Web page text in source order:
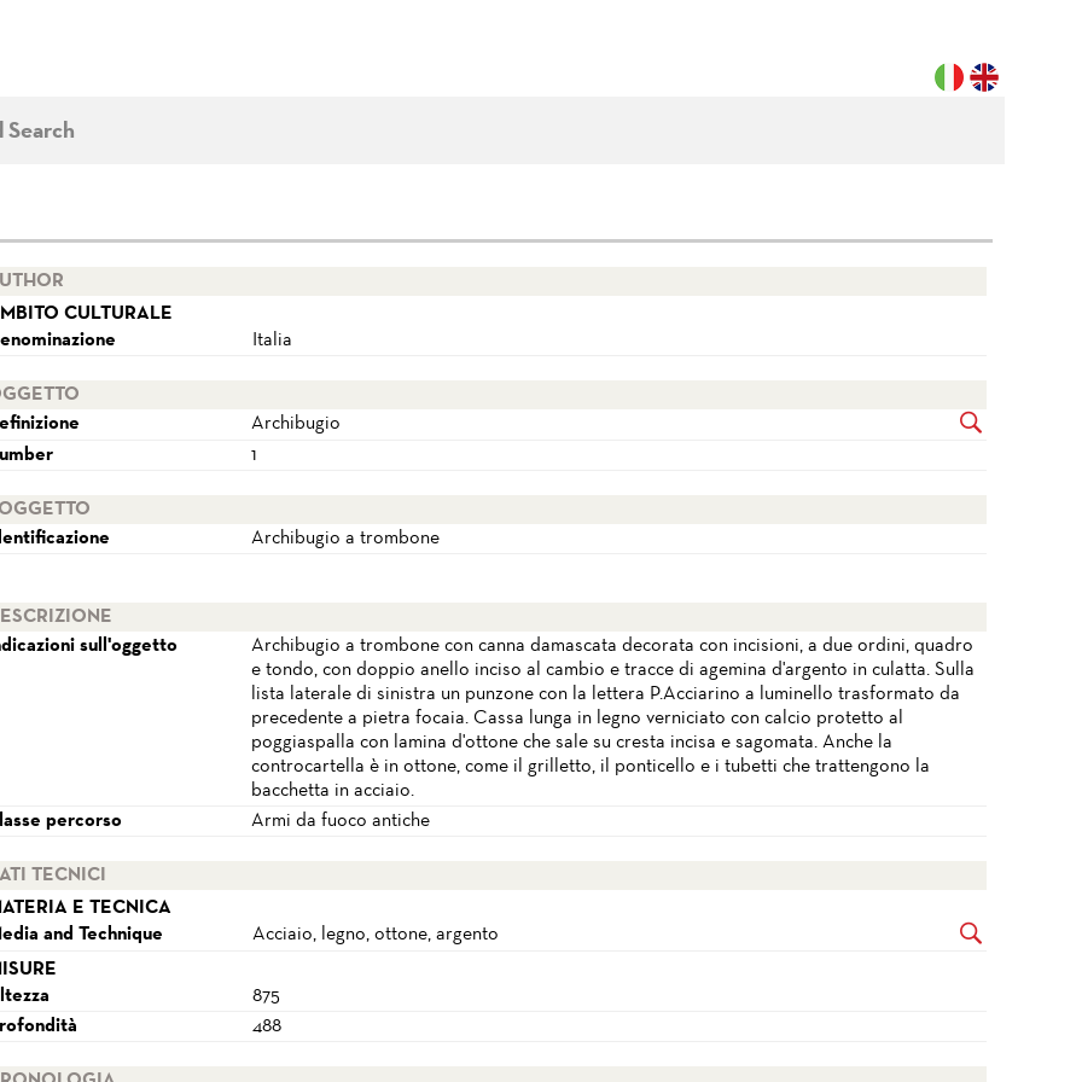
Search
CULTURALE
Italia
Archibugio
1
Archibugio a trombone
sull'oggetto
Archibugio a trombone con canna damascata decorata con incisioni, a due ordini, quadro
e tondo, con doppio anello inciso al cambio e tracce di agemina d'argento in culatta. Sulla
lista laterale di sinistra un punzone con la lettera P.Acciarino a luminello trasformato da
precedente a pietra focaia. Cassa lunga in legno verniciato con calcio protetto al
poggiaspalla con lamina d'ottone che sale su cresta incisa e sagomata. Anche la
controcartella è in ottone, come il grilletto, il ponticello e i tubetti che trattengono la
bacchetta in acciaio.
percorso
Armi da fuoco antiche
TECNICI
E TECNICA
and Technique
Acciaio, legno, ottone, argento
875
488